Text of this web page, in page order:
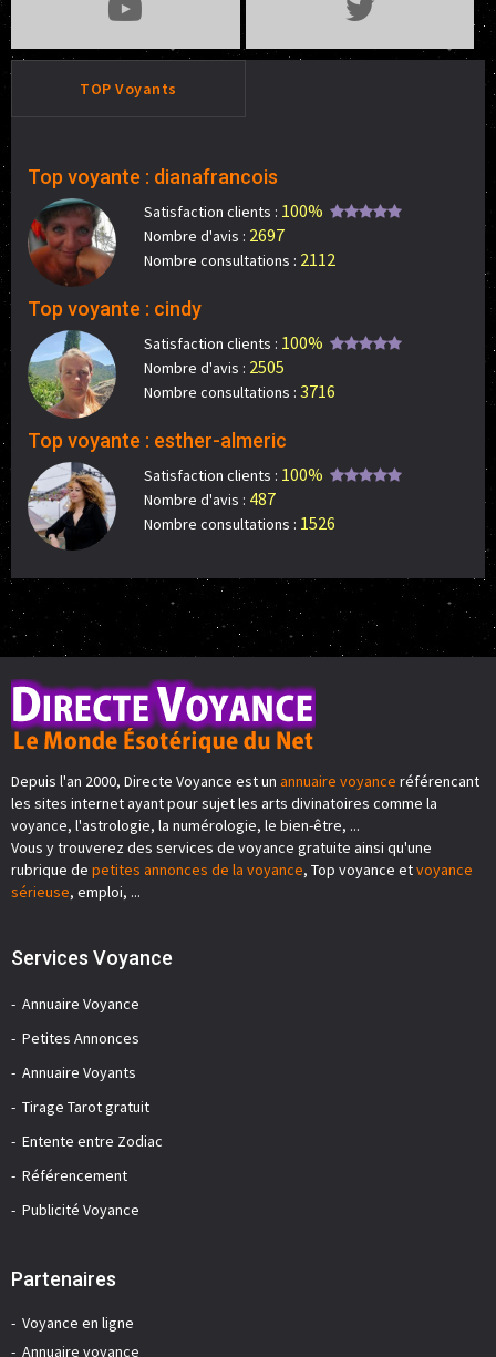
TOP Voyants
Top voyante : dianafrancois
Satisfaction clients : 100%
Nombre d'avis : 2697
Nombre consultations : 2112
Top voyante : cindy
Satisfaction clients : 100%
Nombre d'avis : 2505
Nombre consultations : 3716
Top voyante : esther-almeric
Satisfaction clients : 100%
Nombre d'avis : 487
Nombre consultations : 1526
Depuis l'an 2000, Directe Voyance est un annuaire voyance référencant
les sites internet ayant pour sujet les arts divinatoires comme la
voyance, l'astrologie, la numérologie, le bien-être, ...
Vous y trouverez des services de voyance gratuite ainsi qu'une
rubrique de petites annonces de la voyance, Top voyance etvoyance
sérieuse, emploi, ...
Services Voyance
Annuaire Voyance
Petites Annonces
Annuaire Voyants
Tirage Tarot gratuit
Entente entre Zodiac
Référencement
Publicité Voyance
Partenaires
Voyance en ligne
Annuaire voyance